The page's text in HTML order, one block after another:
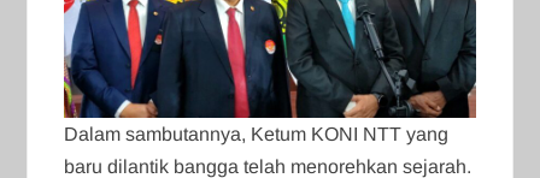
Dalam sambutannya, Ketum KONI NTT yang
baru dilantik bangga telah menorehkan sejarah.